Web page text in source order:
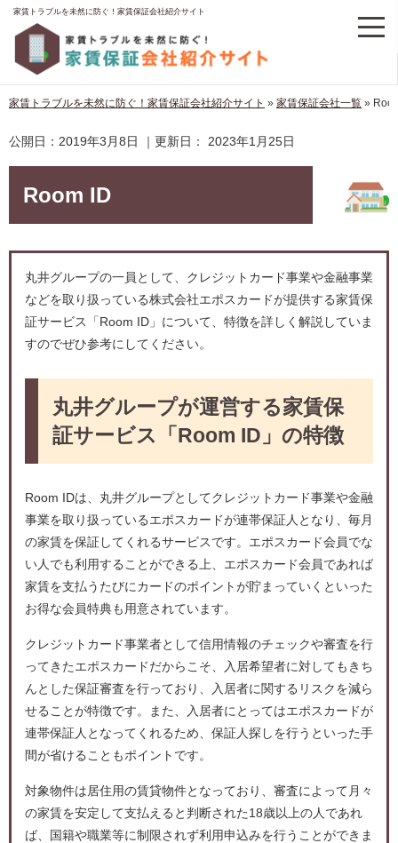
家賃トラブルを未然に防ぐ！家賃保証会社紹介サイト
家賃トラブルを未然に防ぐ！家賃保証会社紹介サイト » 家賃保証会社一覧 »
公開日： 2019年3月8日 ｜更新日： 2023年1月25日
Room ID
丸井グループの一員として、クレジットカード事業や金融事業
などを取り扱っている株式会社エポスカードが提供する家賃保
証サービス「Room ID」について、特徴を詳しく解説していま
すのでぜひ参考にしてください。
丸井グループが運営する家賃保
証サービス「Room ID」の特徴
Room IDは、丸井グループとしてクレジットカード事業や金融
事業を取り扱っているエポスカードが連帯保証人となり、毎月
の家賃を保証してくれるサービスです。エポスカード会員でな
い人でも利用することができる上、エポスカード会員であれば
家賃を支払うたびにカードのポイントが貯まっていくといった
お得な会員特典も用意されています。
クレジットカード事業者として信用情報のチェックや審査を行
ってきたエポスカードだからこそ、入居希望者に対してもきち
んとした保証審査を行っており、入居者に関するリスクを減ら
せることが特徴です。また、入居者にとってはエポスカードが
連帯保証人となってくれるため、保証人探しを行うといった手
間が省けることもポイントです。
対象物件は居住用の賃貸物件となっており、審査によって月々
の家賃を安定して支払えると判断された18歳以上の人であれ
ば、国籍や職業等に制限されず利用申込みを行うことができま